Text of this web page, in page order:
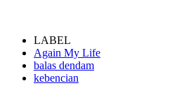
LABEL
Again My Life
balas dendam
kebencian